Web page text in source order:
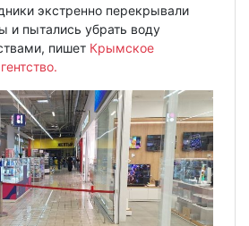
экстренно перекрывали
и пытались убрать воду
пишет Крымское